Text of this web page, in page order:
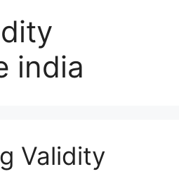
india
Validity